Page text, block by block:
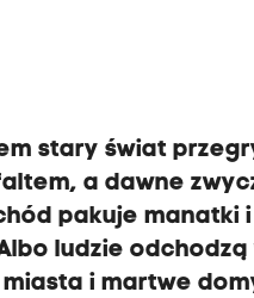
stary świat
a dawne
pakuje manatki
ludzie odchodzą
i martwe